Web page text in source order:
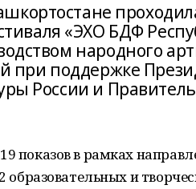
«ЭХО БДФ
народного
при поддержке
России и
показов в рамках
образовательных и